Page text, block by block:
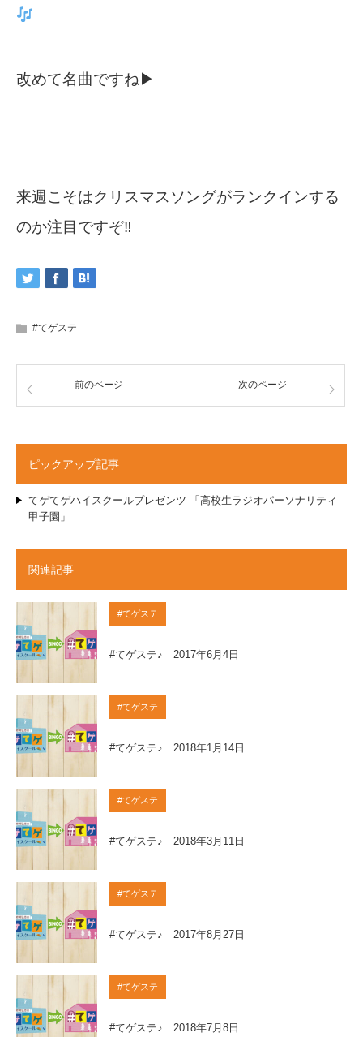
改めて名曲ですね▶
来週こそはクリスマスソングがランクインする
のか注目ですぞ‼
#てゲステ
前のページ 次のページ
ピックアップ記事
てゲてゲハイスクールプレゼンツ 「高校生ラジオパーソナリティ
甲子園」
関連記事
#てゲステ
#てゲステ♪ 2017年6月4日
#てゲステ
#てゲステ♪ 2018年1月14日
#てゲステ
#てゲステ♪ 2018年3月11日
#てゲステ
#てゲステ♪ 2017年8月27日
#てゲステ
#てゲステ♪ 2018年7月8日